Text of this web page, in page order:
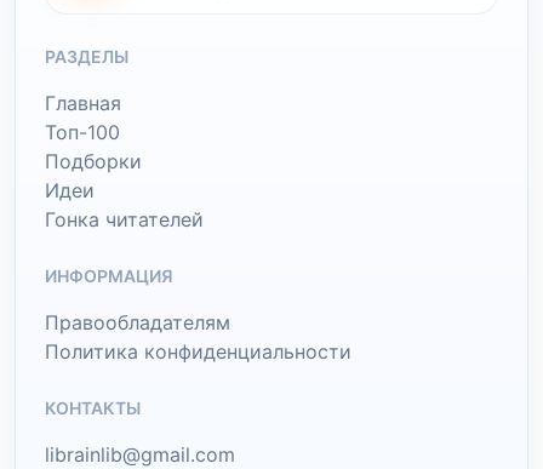
РАЗДЕЛЫ
Главная
Топ-100
Подборки
Идеи
Гонка читателей
ИНФОРМАЦИЯ
Правообладателям
Политика конфиденциальности
КОНТАКТЫ
librainlib@gmail.com